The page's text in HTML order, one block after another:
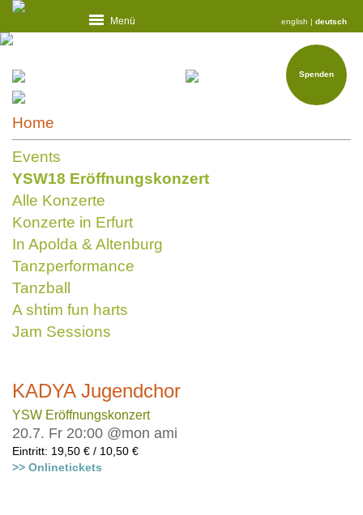
english | deutsch
Menü
Spenden
Home
Events
YSW18 Eröffnungskonzert
Alle Konzerte
Konzerte in Erfurt
In Apolda & Altenburg
Tanzperformance
Tanzball
A shtim fun harts
Jam Sessions
KADYA Jugendchor
YSW Eröffnungskonzert
20.7. Fr 20:00 @mon ami
Eintritt: 19,50 € / 10,50 €
>> Onlinetickets